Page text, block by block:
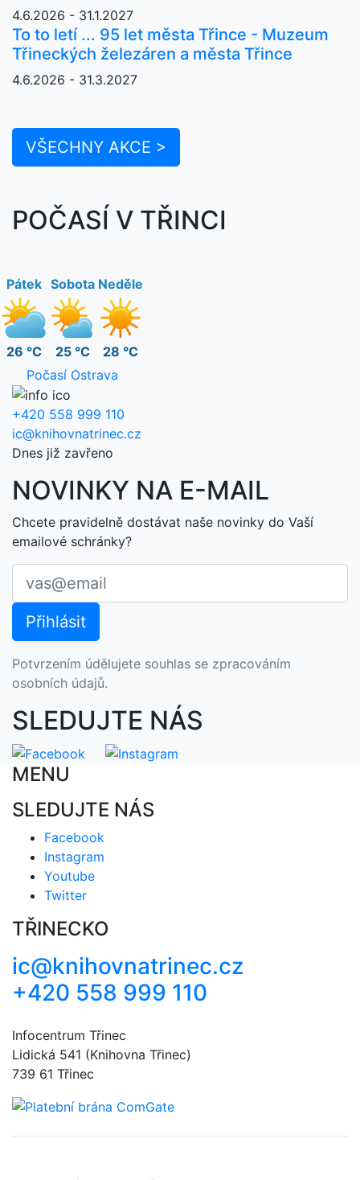
4.6.2026 - 31.1.2027
To to letí ... 95 let města Třince - Muzeum
Třineckých železáren a města Třince
4.6.2026 - 31.3.2027
VŠECHNY AKCE >
POČASÍ V TŘINCI
Pátek
26 °C
Sobota
25 °C
Neděle
28 °C
Počasí Ostrava
+420 558 999 110
ic@knihovnatrinec.cz
Dnes již zavřeno
NOVINKY NA E-MAIL
Chcete pravidelně dostávat naše novinky do Vaší
emailové schránky?
Potvrzením údělujete souhlas se zpracováním
osobních údajů.
SLEDUJTE NÁS
MENU
SLEDUJTE NÁS
Facebook
Instagram
Youtube
Twitter
TŘINECKO
ic@knihovnatrinec.cz
+420 558 999 110
Infocentrum Třinec
Lidická 541 (Knihovna Třinec)
739 61 Třinec